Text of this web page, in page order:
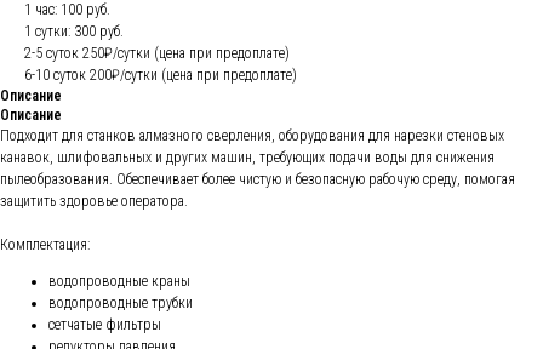
1 час: 100 руб.
1 сутки: 300 руб.
2-5 суток 250₽/сутки (цена при предоплате)
6-10 суток 200₽/сутки (цена при предоплате)
Описание
Описание
Подходит для станков алмазного сверления, оборудования для нарезки стеновых
канавок, шлифовальных и других машин, требующих подачи воды для снижения
пылеобразования. Обеспечивает более чистую и безопасную рабочую среду, помогая
защитить здоровье оператора.
Комплектация:
водопроводные краны
водопроводные трубки
сетчатые фильтры